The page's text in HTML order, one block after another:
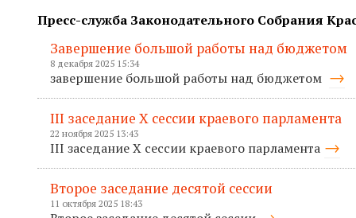
Пресс-служба Законодательного Собрания
Завершение большой работы над бюджетом
8 декабря 2025 15:34
завершение большой работы над бюджетом
III заседание X сессии краевого парламента
22 ноября 2025 13:43
III заседание X сессии краевого парламента
Второе заседание десятой сессии
11 октября 2025 18:43